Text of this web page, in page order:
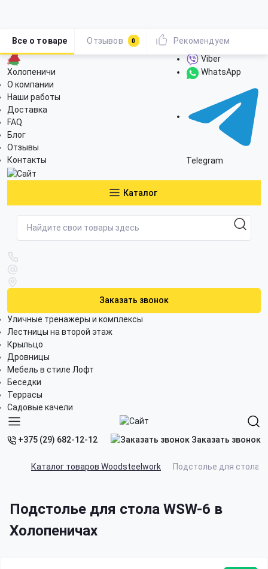
Холопеничи
О компании
Наши работы
Доставка
FAQ
Блог
Отзывы
Контакты
Viber
WhatsApp
Telegram
Каталог
Заказать звонок
Уличные тренажеры и комплексы
Лестницы на второй этаж
Крыльцо
Дровницы
Мебель в стиле Лофт
Беседки
Террасы
Садовые качели
+375 (29) 682-12-12 Заказать звонок
Каталог товаров Woodsteelwork Подстолье для стола
Подстолье для стола WSW-6 в
Холопеничах
Все о товаре Отзывов 0 Рекомендуем